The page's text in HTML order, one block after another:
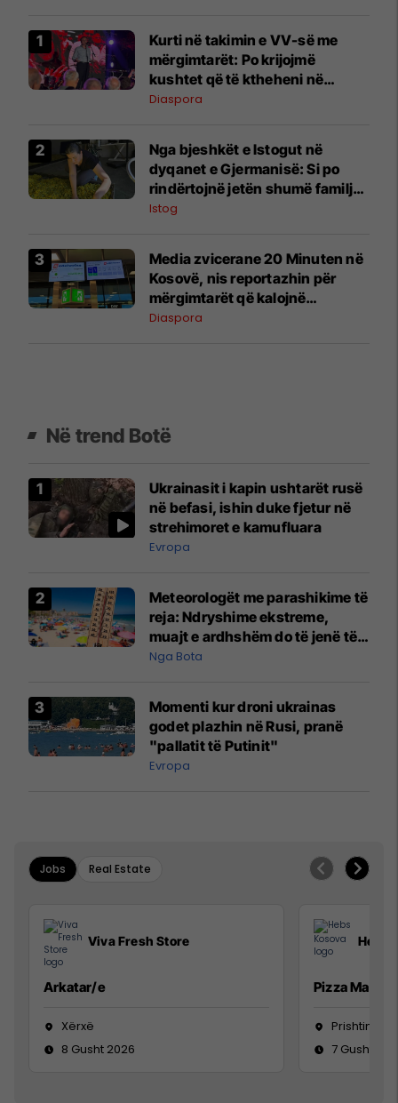
Kurti në takimin e VV-së me
mërgimtarët: Po krijojmë
kushtet që të ktheheni në
Kosovë
Diaspora
Nga bjeshkët e Istogut në
dyqanet e Gjermanisë: Si po
rindërtojnë jetën shumë familje
nga eksporti i bimëve mjekësore
Istog
Media zvicerane 20 Minuten në
Kosovë, nis reportazhin për
mërgimtarët që kalojnë
pushimet në vendlindje
Diaspora
Në trend Botë
Ukrainasit i kapin ushtarët rusë
në befasi, ishin duke fjetur në
strehimoret e kamufluara
Evropa
Meteorologët me parashikime të
reja: Ndryshime ekstreme,
muajt e ardhshëm do të jenë të
pazakontë
Nga Bota
Momenti kur droni ukrainas
godet plazhin në Rusi, pranë
"pallatit të Putinit"
Evropa
Jobs Real Estate
Viva Fresh Store
Arkatar/e
Xërxë
8 Gusht 2026
Hebs
Pizza Man
Prishtinë
7 Gusht